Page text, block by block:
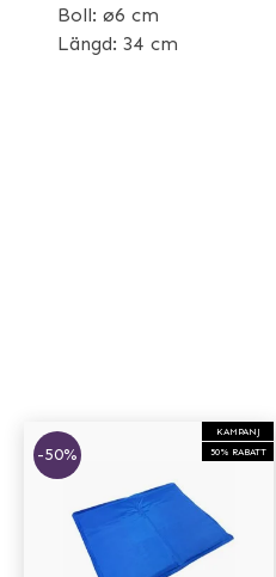
Boll: ø6 cm
Längd: 34 cm
KAMPANJ
50% RABATT
-50%